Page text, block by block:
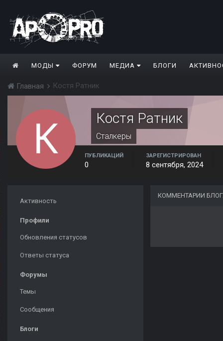
МОДЫ ФОРУМ МЕДИА БЛОГИ
Главная Костя Ратник
Костя Ратник
Сталкеры
ПУБЛИКАЦИЙ
0
ЗАРЕГИСТРИРОВАН
8 сентября, 2024
Активность
Профили
Обновления статусов
Ответы статуса
Форумы
Темы
Сообщения
Блоги
КОММЕНТАРИИ